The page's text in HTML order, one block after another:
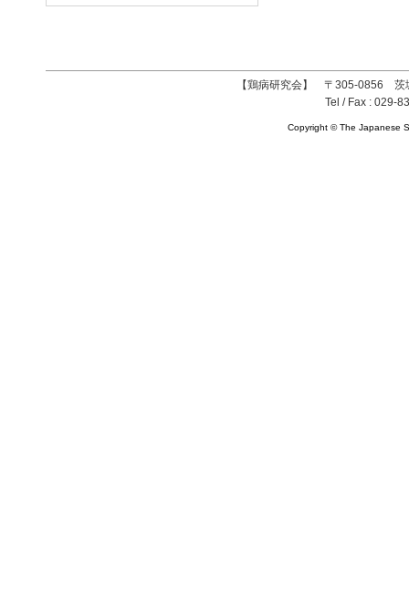
【鶏病研究会】 〒305-0856 茨
Tel / Fax : 029-
Copyright © The Japanese